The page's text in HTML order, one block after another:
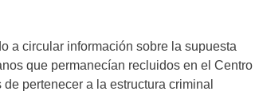
a circular información sobre la supuesta
que permanecían recluidos en el Centro
pertenecer a la estructura criminal